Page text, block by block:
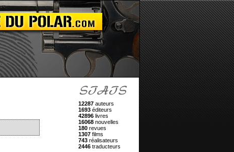
12287 auteurs
1693 éditeurs
42896 livres
16068 nouvelles
180 revues
1307 films
743 réalisateurs
2446 traducteurs